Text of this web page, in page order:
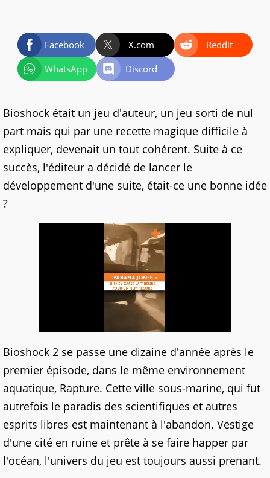
Facebook X.com
Reddit
WhatsApp
Discord
Bioshock était un jeu d'auteur, un jeu sorti de nul
part mais qui par une recette magique difficile à
expliquer, devenait un tout cohérent. Suite à ce
succès, l'éditeur a décidé de lancer le
développement d'une suite, était-ce une bonne idée
?
Bioshock 2 se passe une dizaine d'année après le
premier épisode, dans le même environnement
aquatique, Rapture. Cette ville sous-marine, qui fut
autrefois le paradis des scientifiques et autres
esprits libres est maintenant à l'abandon. Vestige
d'une cité en ruine et prête à se faire happer par
l'océan, l'univers du jeu est toujours aussi prenant.